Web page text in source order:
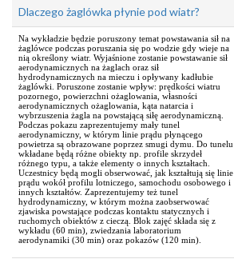
Dlaczego żaglówka płynie pod wiatr?
Na wykładzie będzie poruszony temat powstawania sił na
żaglówce podczas poruszania się po wodzie gdy wieje na
nią określony wiatr. Wyjaśnione zostanie powstawanie sił
aerodynamicznych na żaglach oraz sił
hydrodynamicznych na mieczu i opływany kadłubie
żaglówki. Poruszone zostanie wpływ: prędkości wiatru
pozornego, powierzchni ożaglowania, własności
aerodynamicznych ożaglowania, kąta natarcia i
wybrzuszenia żagla na powstającą siłę aerodynamiczną.
Podczas pokazu zaprezentujemy mały tunel
aerodynamiczny, w którym linie prądu płynącego
powietrza są obrazowane poprzez smugi dymu. Do tunelu
wkładane będą różne obiekty np. profile skrzydeł
różnego typu, a także elementy o innych kształtach.
Uczestnicy będą mogli obserwować, jak kształtują się linie
prądu wokół profilu lotniczego, samochodu osobowego i
innych kształtów. Zaprezentujemy też tunel
hydrodynamiczny, w którym można zaobserwować
zjawiska powstające podczas kontaktu statycznych i
ruchomych obiektów z cieczą. Blok zajęć składa się z
wykładu (60 min), zwiedzania laboratorium
aerodynamiki (30 min) oraz pokazów (120 min).